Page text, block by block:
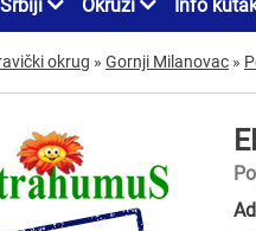
Okruzi Info
okrug » Gornji Milanovac »